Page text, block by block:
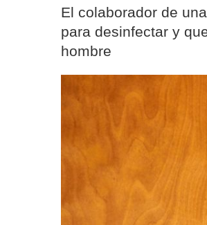
El colaborador de
para desinfectar y
hombre